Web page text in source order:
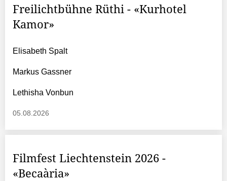
Freilichtbühne Rüthi - «Kurhotel
Kamor»
Elisabeth Spalt
Markus Gassner
Lethisha Vonbun
05.08.2026
Filmfest Liechtenstein 2026 -
«Becaària»